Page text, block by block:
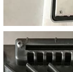
Google
Twitter